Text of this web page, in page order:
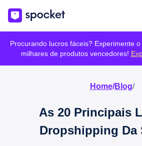
Procurando lucros fáceis? Experimente
milhares de produtos vencedores!
Home/Blog/
As 20 Principais
Dropshipping Da